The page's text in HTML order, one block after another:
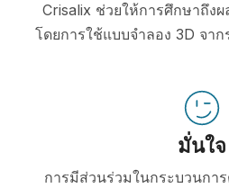
Crisalix ช่วยให้การศึกษาถึง
โดยการใช้แบบจำลอง 3D จาก
มั่นใจ
การมีส่วนร่วมในกระบวนกา